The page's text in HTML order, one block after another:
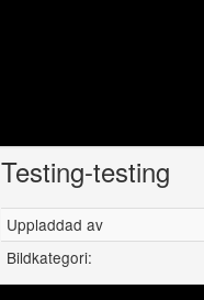
Testing-testing
Uppladdad av
Bildkategori: